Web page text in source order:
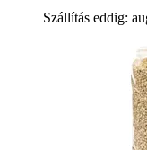
Szállítás eddig: